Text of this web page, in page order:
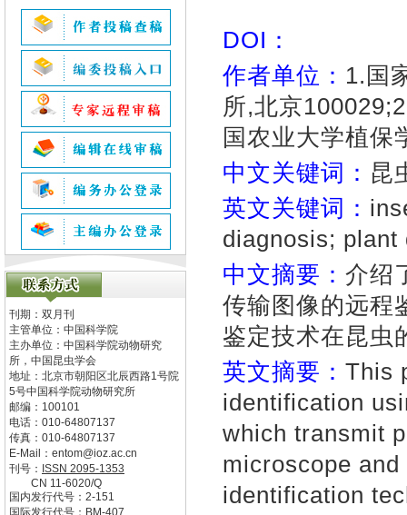
刊期：双月刊
主管单位： 中国科学院
主办单位： 中国科学院动物研究
所，中国昆虫学会
地址： 北京市朝阳区北辰西路1号院
5号中国科学院动物研究所
邮编： 100101
电话： 010-64807137
传真： 010-64807137
E-Mail： entom@ioz.ac.cn
刊号： ISSN 2095-1353
CN 11-6020/Q
国内发行代号： 2-151
国际发行代号： BM-407
DOI：
作者单位： 1.国
所,北京
国农业大学植保
中文关键词： 昆
英文关键词：
diagnosis; plant
中文摘要： 介绍
传输图像的远程
鉴定技术在昆虫
英文摘要： This
identification
which transmit
microscope
identification